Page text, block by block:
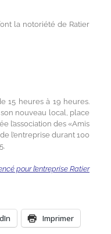
la notoriété de Ratier
15 heures à 19 heures.
son nouveau local, place
l’association des «Amis
l’entreprise durant 100
pour l’entreprise Ratier
Imprimer